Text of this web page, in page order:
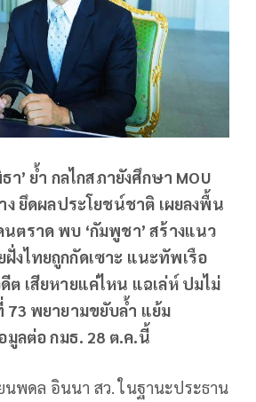
า’ ย้ำ กลไกสภายังศึกษา MOU
ง ยึดผลประโยชน์ชาติ เผยลงพื้น
ตราด พบ ‘กัมพูชา’ สร้างแนว
งไทยถูกกัดเซาะ แนะทัพเรือ
ต เสียหายแค่ไหน แฉเล่ห์ ปมไม่
73 พยายามขยับล้ำ แย้ม
มูลต่อ กมธ. 28 ต.ค.นี้
นพดล อินนา สว. ในฐานะประธาน